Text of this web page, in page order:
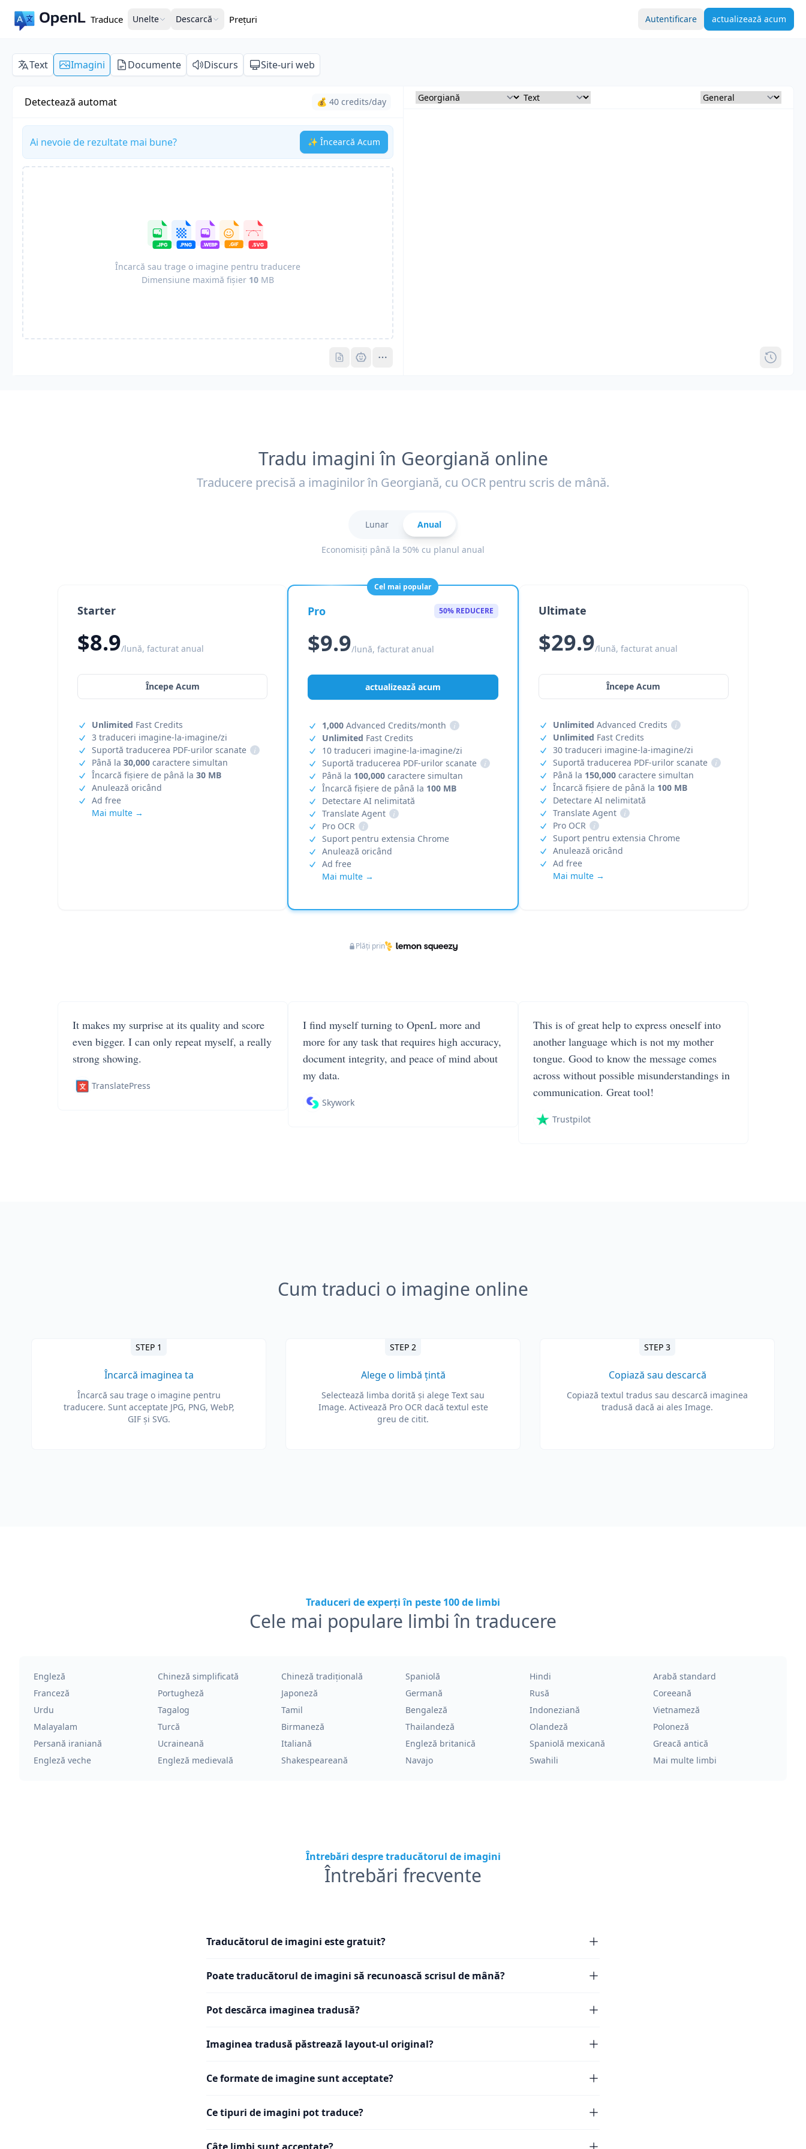
Traduce Unelte Descarcă Prețuri Autentificare actualizează acum
Text Imagini Documente Discurs Site-uri web
Detectează automat 💰 40 credits/day
Ai nevoie de rezultate mai bune? ✨ Încearcă Acum
Încarcă sau trage o imagine pentru traducere
Dimensiune maximă fișier 10MB
Pro
Tradu imagini în Georgiană online
Traducere precisă a imaginilor în Georgiană, cu OCR pentru scris de mână.
Lunar Anual
Economisiți până la 50% cu planul anual
Starter
$8.9/lună, facturat anual
Începe Acum
Unlimited Fast Credits
3 traduceri imagine-la-imagine/zi
Suportă traducerea PDF-urilor scanate
i
Până la 30,000 caractere simultan
Încarcă fișiere de până la 30 MB
Anulează oricând
Ad free
Mai multe →
Cel mai popular
Pro 50% REDUCERE
$9.9/lună, facturat anual
actualizează acum
1,000 Advanced Credits/month
i
Unlimited Fast Credits
10 traduceri imagine-la-imagine/zi
Suportă traducerea PDF-urilor scanate
i
Până la 100,000 caractere simultan
Încarcă fișiere de până la 100 MB
Detectare AI nelimitată
Translate Agent
i
Pro OCR
i
Suport pentru extensia Chrome
Anulează oricând
Ad free
Mai multe →
Ultimate
$29.9/lună, facturat anual
Începe Acum
Unlimited Advanced Credits
i
Unlimited Fast Credits
30 traduceri imagine-la-imagine/zi
Suportă traducerea PDF-urilor scanate
i
Până la 150,000caractere simultan
Încarcă fișiere de până la 100 MB
Detectare AI nelimitată
Translate Agent
i
Pro OCR
i
Suport pentru extensia Chrome
Anulează oricând
Ad free
Mai multe →
Plăți prin
It makes my surprise at its quality and score
even bigger. I can only repeat myself, a really
strong showing.
TranslatePress
I find myself turning to OpenL more and
more for any task that requires high accuracy,
document integrity, and peace of mind about
my data.
Skywork
This is of great help to express oneself into
another language which is not my mother
tongue. Good to know the message comes
across without possible misunderstandings in
communication. Great tool!
Trustpilot
Cum traduci o imagine online
STEP 1
Încarcă imaginea ta
Încarcă sau trage o imagine pentru
traducere. Sunt acceptate JPG, PNG, WebP,
GIF și SVG.
STEP 2
Alege o limbă țintă
Selectează limba dorită și alege Text sau
Image. Activează Pro OCR dacă textul este
greu de citit.
STEP 3
Copiază sau descarcă
Copiază textul tradus sau descarcă imaginea
tradusă dacă ai ales Image.
Traduceri de experți în peste 100 de limbi
Cele mai populare limbi în traducere
Engleză Chineză simplificată Chineză tradițională Spaniolă Hindi
Arabă standard
Franceză
Portugheză Japoneză Germană Rusă
Coreeană
Urdu
Tagalog Tamil Bengaleză Indoneziană
Vietnameză
Malayalam
Turcă Birmaneză Thailandeză Olandeză
Poloneză
Persană iraniană
Ucraineană Italiană Engleză britanică Spaniolă mexicană
Greacă antică
Engleză veche
Engleză medievală Shakespeareană Navajo Swahili Mai multe limbi
Întrebări despre traducătorul de imagini
Întrebări frecvente
Traducătorul de imagini este gratuit?
Poate traducătorul de imagini să recunoască scrisul de mână?
Pot descărca imaginea tradusă?
Imaginea tradusă păstrează layout-ul original?
Ce formate de imagine sunt acceptate?
Ce tipuri de imagini pot traduce?